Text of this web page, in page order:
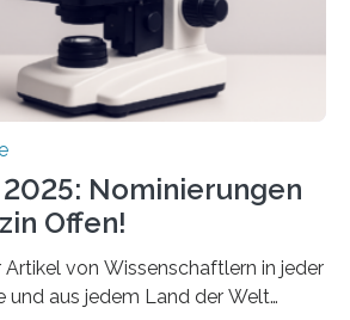
Publikation zum Thema
2025: Nominierungen
Offen!
von Wissenschaftlern in jeder
und aus jedem Land der Welt